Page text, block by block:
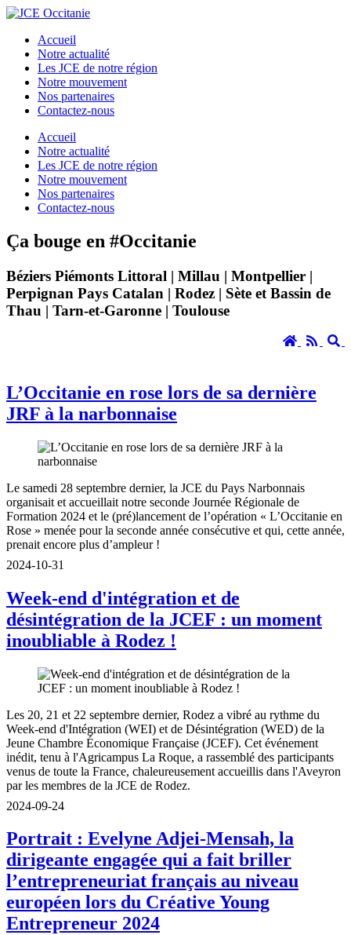
Accueil
Notre actualité
Les JCE de notre région
Notre mouvement
Nos partenaires
Contactez-nous
Accueil
Notre actualité
Les JCE de notre région
Notre mouvement
Nos partenaires
Contactez-nous
Ça bouge en #Occitanie
Béziers Piémonts Littoral | Millau | Montpellier |
Perpignan Pays Catalan | Rodez | Sète et Bassin de
Thau | Tarn-et-Garonne | Toulouse
Accueil
RSS
L’Occitanie en rose lors de sa dernière
JRF à la narbonnaise
Le samedi 28 septembre dernier, la JCE du Pays Narbonnais
organisait et accueillait notre seconde Journée Régionale de
Formation 2024 et le (pré)lancement de l’opération « L’Occitanie en
Rose » menée pour la seconde année consécutive et qui, cette année,
prenait encore plus d’ampleur !
2024-10-31
Week-end d'intégration et de
désintégration de la JCEF : un moment
inoubliable à Rodez !
Les 20, 21 et 22 septembre dernier, Rodez a vibré au rythme du
Week-end d'Intégration (WEI) et de Désintégration (WED) de la
Jeune Chambre Économique Française (JCEF). Cet événement
inédit, tenu à l'Agricampus La Roque, a rassemblé des participants
venus de toute la France, chaleureusement accueillis dans l'Aveyron
par les membres de la JCE de Rodez.
2024-09-24
Portrait : Evelyne Adjei-Mensah, la
dirigeante engagée qui a fait briller
l’entrepreneuriat français au niveau
européen lors du Créative Young
Entrepreneur 2024